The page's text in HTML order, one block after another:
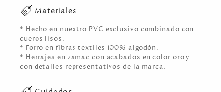
Materiales
* Hecho en nuestro PVC exclusivo combinado con
cueros lisos.
* Forro en fibras textiles 100% algodón.
* Herrajes en zamac con acabados en color oro y
con detalles representativos de la marca.